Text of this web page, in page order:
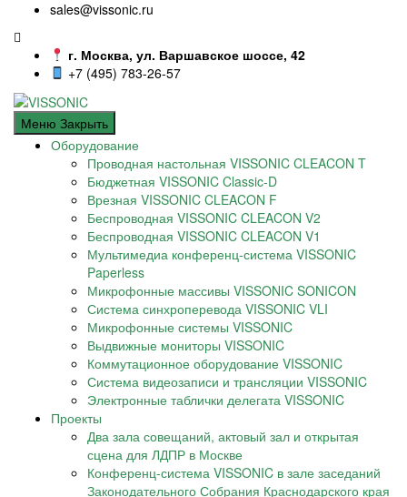
sales@vissonic.ru
г. Москва, ул. Варшавское шоссе, 42
+7 (495) 783-26-57
Меню Закрыть
Оборудование
Проводная настольная VISSONIC CLEACON T
Бюджетная VISSONIC Classic-D
Врезная VISSONIC CLEACON F
Беспроводная VISSONIC CLEACON V2
Беспроводная VISSONIC CLEACON V1
Мультимедиа конференц-система VISSONIC
Paperless
Микрофонные массивы VISSONIC SONICON
Система синхроперевода VISSONIC VLI
Микрофонные системы VISSONIC
Выдвижные мониторы VISSONIC
Коммутационное оборудование VISSONIC
Система видеозаписи и трансляции VISSONIC
Электронные таблички делегата VISSONIC
Проекты
Два зала совещаний, актовый зал и открытая
сцена для ЛДПР в Москве
Конференц-система VISSONIC в зале заседаний
Законодательного Собрания Краснодарского края